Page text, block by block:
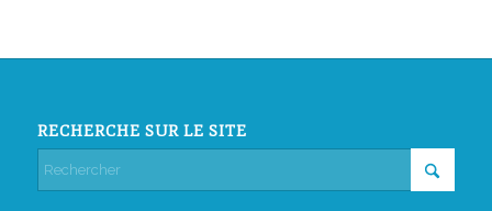
RECHERCHE SUR LE SITE